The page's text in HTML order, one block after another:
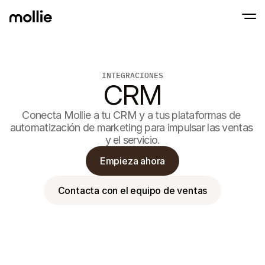
INTEGRACIONES
CRM
Conecta Mollie a tu CRM y a tus plataformas de
automatización de marketing para impulsar las ventas
y el servicio.
Empieza ahora
Contacta con el equipo de ventas
Tap to Pay en iPhone
Acepta pagos contactless en tu iPhone
Saber más
Pagos en persona
Aceptar pagos con
dispositivos
Prevenir fraude y